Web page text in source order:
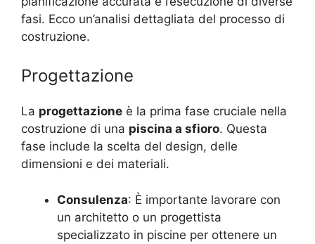
fasi. Ecco un’analisi dettagliata del processo di
costruzione.
Progettazione
La progettazione è la prima fase cruciale nella
costruzione di una piscina a sfioro. Questa
fase include la scelta del design, delle
dimensioni e dei materiali.
Consulenza: È importante lavorare con
un architetto o un progettista
specializzato in piscine per ottenere un